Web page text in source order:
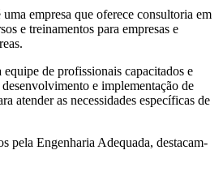
empresa que oferece consultoria em
e treinamentos para empresas e
de profissionais capacitados e
e implementação de
atender as necessidades específicas de
pela Engenharia Adequada, destacam-